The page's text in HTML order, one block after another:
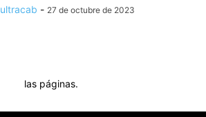
ultracab - 27 de octubre de 2023
las páginas.